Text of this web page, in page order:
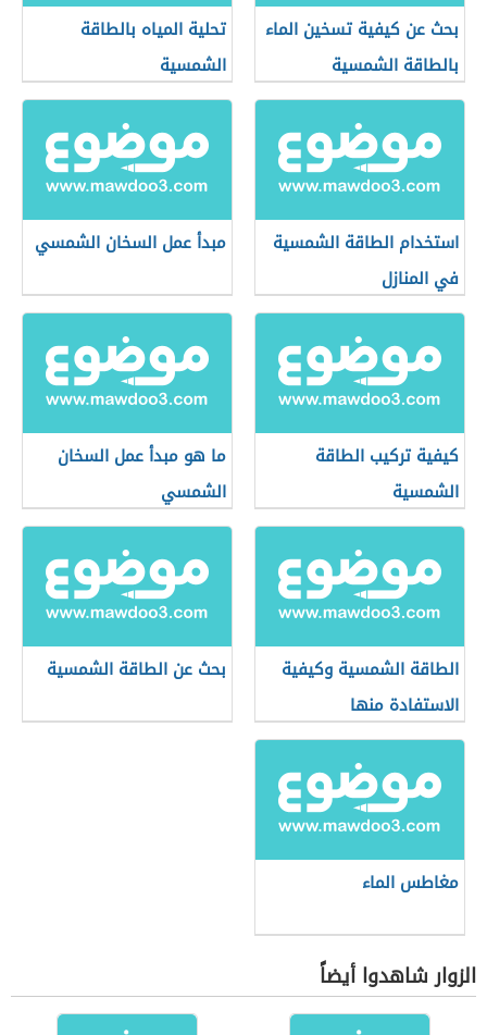
بحث عن كيفية تسخين الماء
بالطاقة الشمسية
تحلية المياه بالطاقة
الشمسية
استخدام الطاقة الشمسية
في المنازل
مبدأ عمل السخان الشمسي
كيفية تركيب الطاقة
الشمسية
ما هو مبدأ عمل السخان
الشمسي
الطاقة الشمسية وكيفية
الاستفادة منها
بحث عن الطاقة الشمسية
مغاطس الماء
الزوار شاهدوا أيضاً